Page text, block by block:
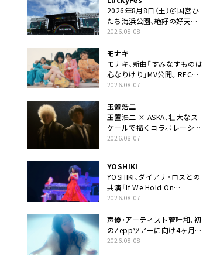
2026年8月8日（土）＠国営ひ
たち海浜公園、絶好の好天の
中＜LuckyFes’26＞開幕
2026.08.08
モナキ
モナキ、新曲「すみなすものは
心なりけり」MV公開。RECの
ギターにEvery Little Thing・
2026.08.07
玉置浩二
玉置浩二 × ASKA、壮大なス
ケールで描くコラボレーショ
ン曲「音銀河」リリース決定。
2026.08.07
YOSHIKI
YOSHIKI、ダイアナ・ロスとの
共演「If We Hold On
Together」ライブ映像公開
2026.08.07
声優・アーティスト菅叶和、初
のZeppツアーに向け4ヶ月連
続配信
2026.08.08